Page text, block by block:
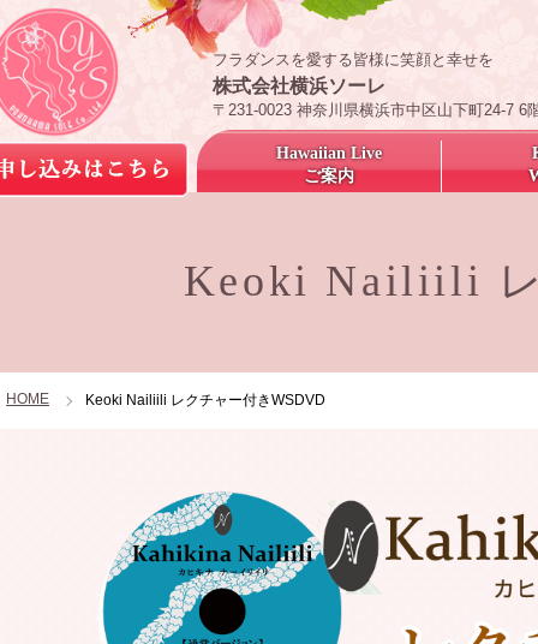
フラダンスを愛する皆様に笑顔と幸せを
株式会社横浜ソーレ
〒231-0023 神奈川県横浜市中区山下町24-7 6
Hawaiian Live
ご案内
Keoki Nailiili
HOME Keoki Nailiili レクチャー付きWSDVD